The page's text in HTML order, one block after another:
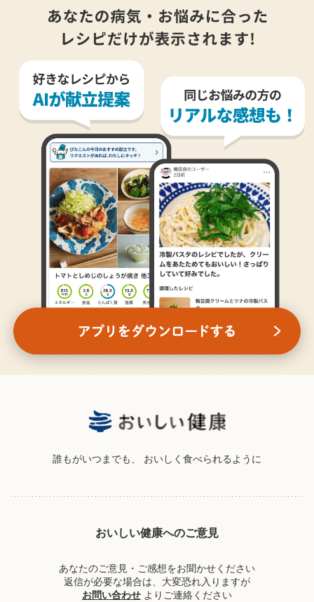
誰もがいつまでも、 おいしく食べられるように
おいしい健康へのご意見
あなたのご意見・ご感想をお聞かせください
返信が必要な場合は、大変恐れ入りますが
お問い合わせ よりご連絡ください